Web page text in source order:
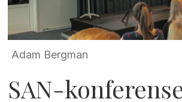
Adam Bergman
SAN-